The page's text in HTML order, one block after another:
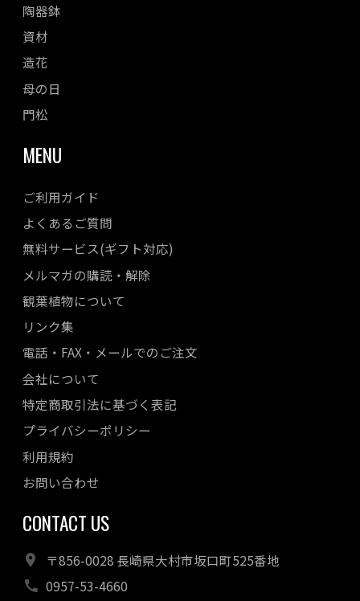
陶器鉢
資材
造花
母の日
門松
MENU
ご利用ガイド
よくあるご質問
無料サービス(ギフト対応)
メルマガの購読・解除
観葉植物について
リンク集
電話・FAX・メールでのご注文
会社について
特定商取引法に基づく表記
プライバシーポリシー
利用規約
お問い合わせ
CONTACT US
〒856-0028 長崎県大村市坂口町525番地
0957-53-4660